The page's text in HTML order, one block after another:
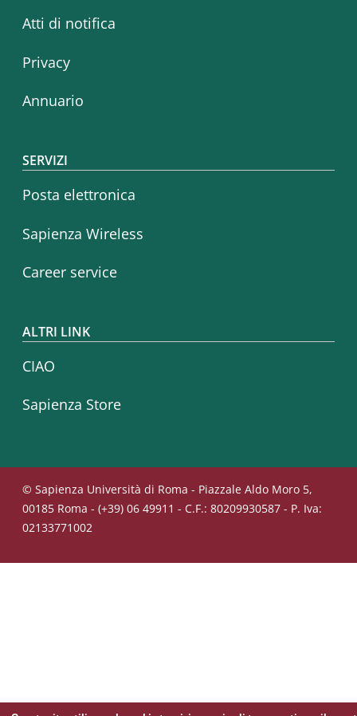
Atti di notifica
Privacy
Annuario
SERVIZI
Posta elettronica
Sapienza Wireless
Career service
ALTRI LINK
CIAO
Sapienza Store
© Sapienza Università di Roma - Piazzale Aldo Moro 5,
00185 Roma - (+39) 06 49911 - C.F.: 80209930587 - P. Iva:
02133771002